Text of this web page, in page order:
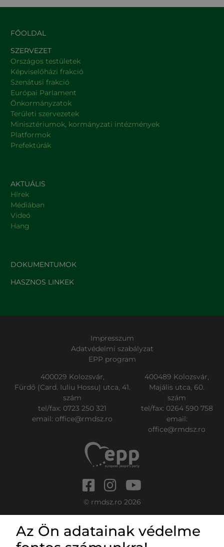
FŐOLDAL
SZERVEZET
Országos testületek
Képviselőházi frakció
Szenátusi frakció
Európai Parlament
Önkormányzatok
Területi szervezetek
Minisztériumok, kormányzati intézmények
Platformok
Prefektúrák
AKTUÁLIS
Hírek
Médiában
Videó
Hang
DOKUMENTUMOK
HASZNOS LINKEK
Impresszum
Adatvédelmi szabályzat
EPP program
400029 Kolozsvár,
Fürdő (Card. Iuliu Hossu) utca, 41.
szám
tel/fax: 0723 250 321
email:office@rmdsz.ro
400489 Kolozsvár,
Majális utca, 60.
szám
tel/fax: 0264 590 758
email:
office@rmdsz.ro
© rmdsz.ro 2026
Az Ön adatainak védelme